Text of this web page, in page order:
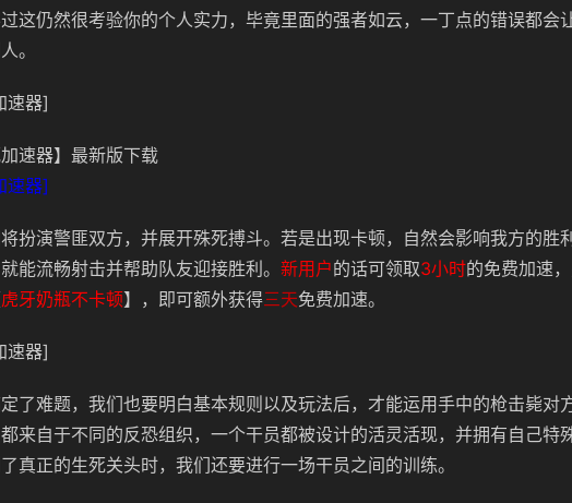
这仍然很考验你的个人实力，毕竟里面的强者如云，一丁点的错误都会
。
速器]
加速器】最新版下载
速器]
扮演警匪双方，并展开殊死搏斗。若是出现卡顿，自然会影响我方的胜
能流畅射击并帮助队友迎接胜利。 新用户的话可领取3小时的免费加速
虎牙奶瓶不卡顿】，即可额外获得三天免费加速。
速器]
了难题，我们也要明白基本规则以及玩法后，才能运用手中的枪击毙对
来自于不同的反恐组织，一个干员都被设计的活灵活现，并拥有自己特
真正的生死关头时，我们还要进行一场干员之间的训练。